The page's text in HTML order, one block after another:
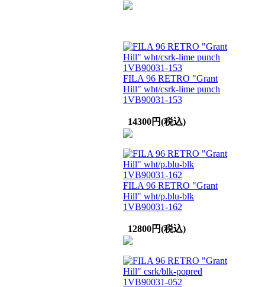
FILA 96 RETRO "Grant
Hill" wht/csrk-lime punch
1VB90031-153
14300円(税込)
FILA 96 RETRO "Grant
Hill" wht/p.blu-blk
1VB90031-162
12800円(税込)